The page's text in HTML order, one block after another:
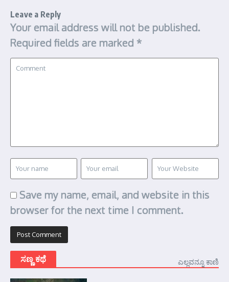
Leave a Reply
Your email address will not be published.
Required fields are marked *
Save my name, email, and website in this
browser for the next time I comment.
ಸಣ್ಣ ಕಥೆ ಎಲ್ಲವನ್ನೂ ಕಾಣಿ